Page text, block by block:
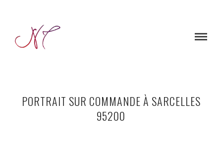
PORTRAIT SUR COMMANDE À SARCELLES
95200